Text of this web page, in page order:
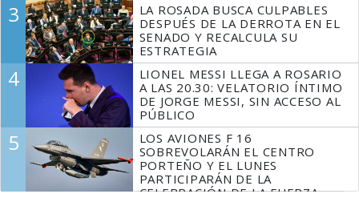
3
LA ROSADA BUSCA CULPABLES
DESPUÉS DE LA DERROTA EN EL
SENADO Y RECALCULA SU
ESTRATEGIA
4
LIONEL MESSI LLEGA A ROSARIO
A LAS 20.30: VELATORIO ÍNTIMO
DE JORGE MESSI, SIN ACCESO AL
PÚBLICO
5
LOS AVIONES F 16
SOBREVOLARÁN EL CENTRO
PORTEÑO Y EL LUNES
PARTICIPARÁN DE LA
CELEBRACIÓN DE LA FUERZA